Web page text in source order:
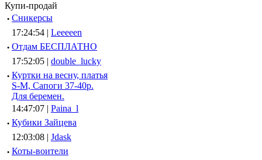
Купи-продай
· Сникерсы
17:24:54 | Leeeeen
· Отдам БЕСПЛАТНО
17:52:05 | double_lucky
· Куртки на весну, платья
S-M, Сапоги 37-40р.
Для беремен.
14:47:07 | Paina_l
· Кубики Зайцева
12:03:08 | Jdask
· Коты-воители